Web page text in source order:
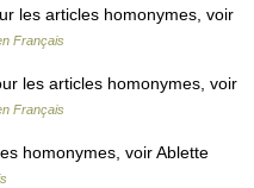
les articles homonymes, voir
Français
les articles homonymes, voir
Français
homonymes, voir Ablette